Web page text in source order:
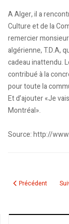
A Alger, il a
Culture et de la
remercier
algérienne, T.D.A,
cadeau inattendu.
contribué à la
pour toute la
Et d’ajouter «Je
Montréal».
Source: http://
Article précédent :
Précédent